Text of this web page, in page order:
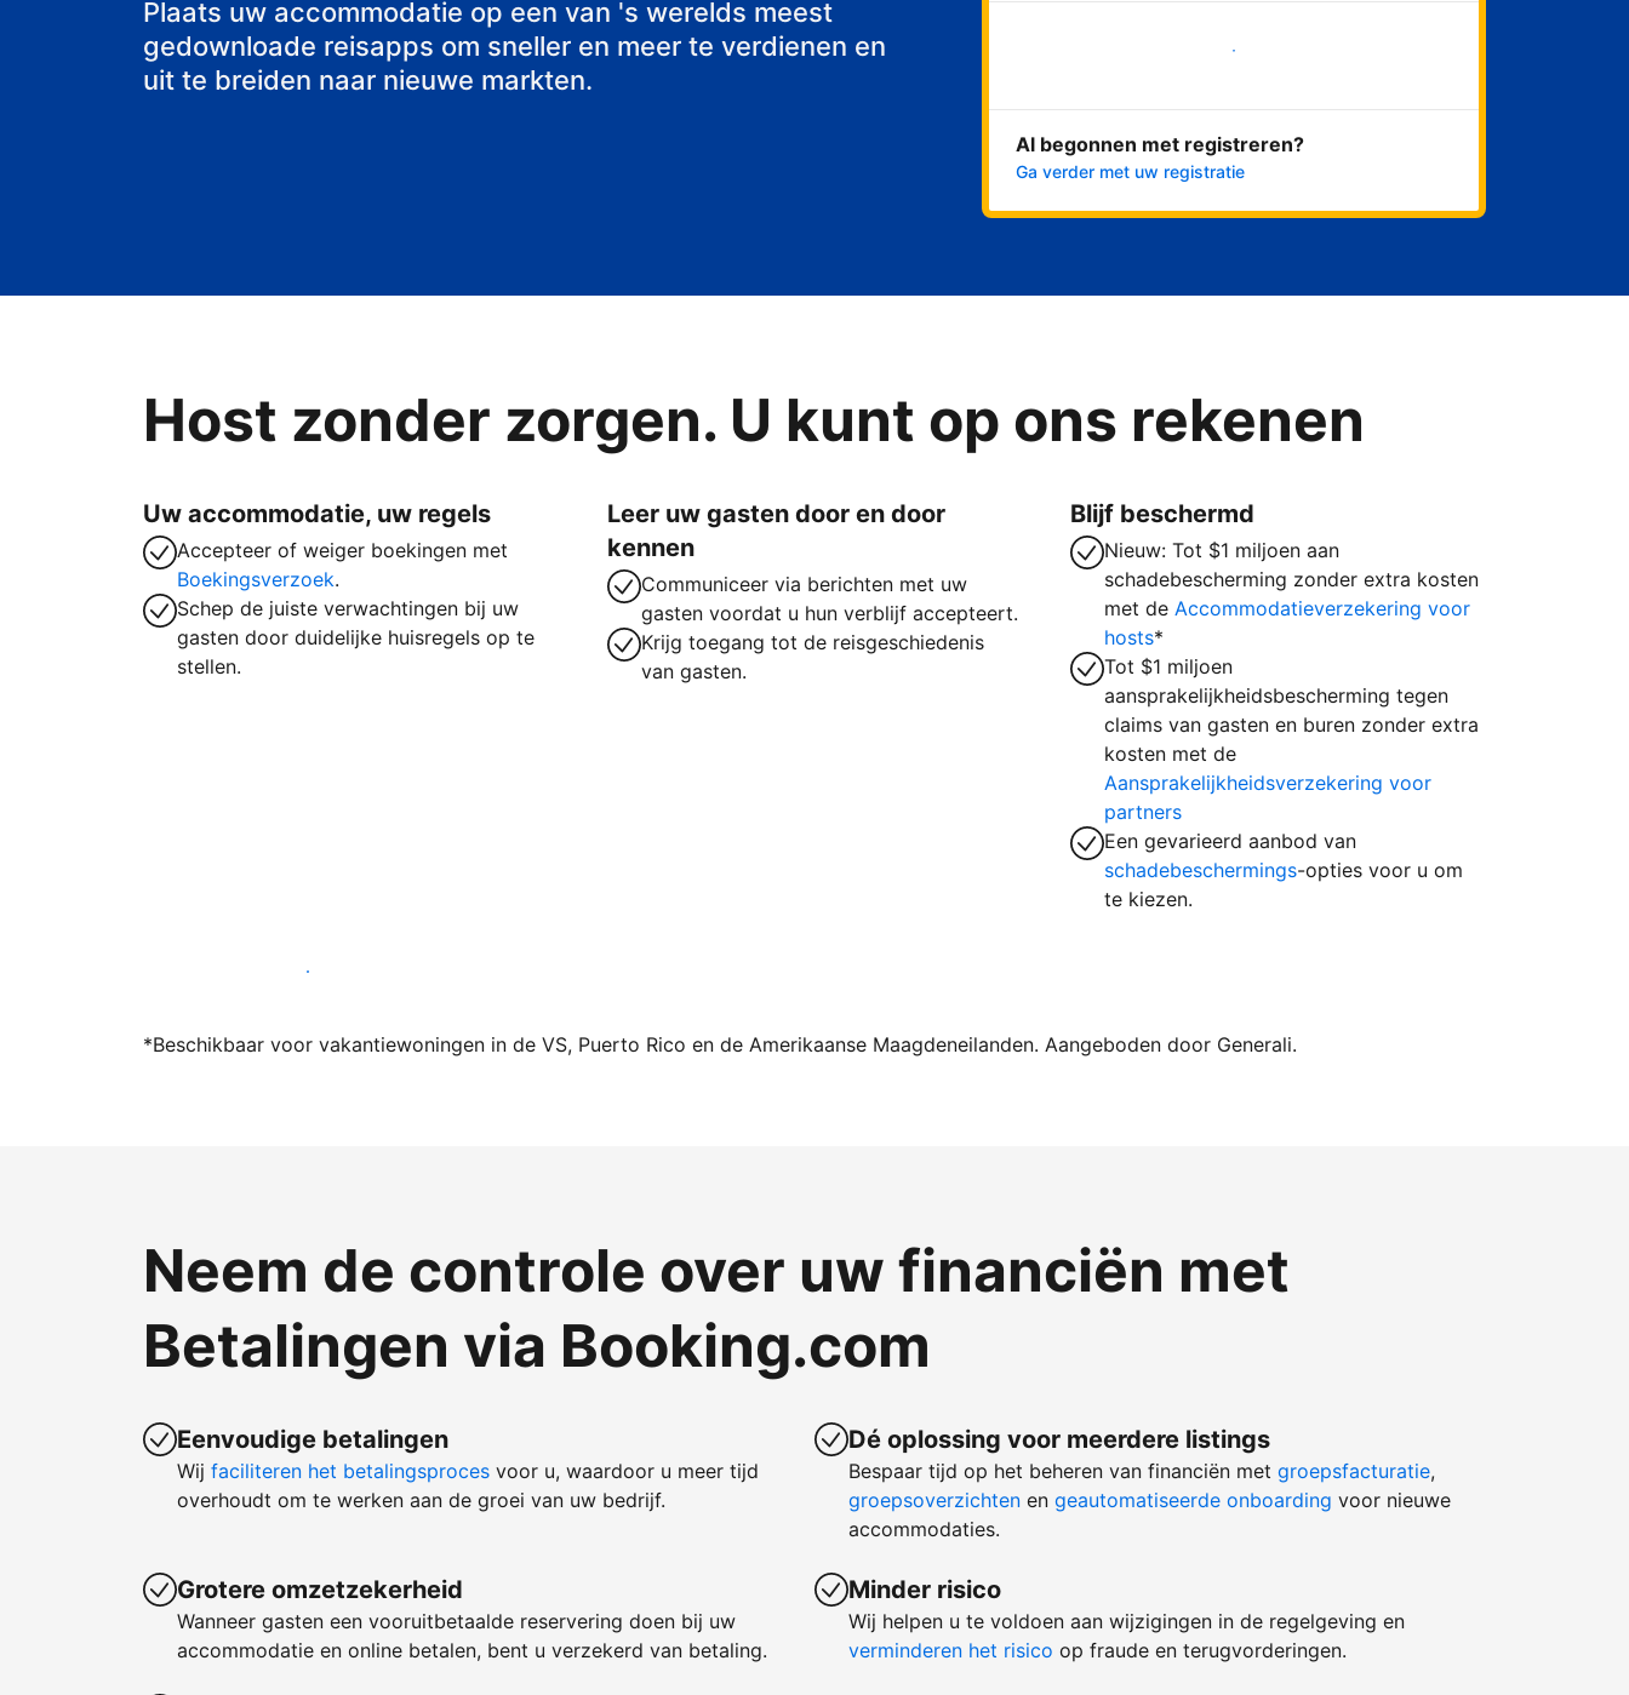
Plaats uw accommodatie op een van 's werelds meest
gedownloade reisapps om sneller en meer te verdienen en
uit te breiden naar nieuwe markten.
Nu meteen beginnen
Al begonnen met registreren?
Ga verder met uw registratie
Host zonder zorgen. U kunt op ons rekenen
Uw accommodatie, uw regels
Accepteer of weiger boekingen met
Boekingsverzoek.
Schep de juiste verwachtingen bij uw
gasten door duidelijke huisregels op te
stellen.
Leer uw gasten door en door
kennen
Communiceer via berichten met uw
gasten voordat u hun verblijf accepteert.
Krijg toegang tot de reisgeschiedenis
van gasten.
Blijf beschermd
Nieuw: Tot $1 miljoen aan
schadebescherming zonder extra kosten
met deAccommodatieverzekering voor
hosts*
Tot $1 miljoen
aansprakelijkheidsbescherming tegen
claims van gasten en buren zonder extra
kosten met de
Aansprakelijkheidsverzekering voor
partners
Een gevarieerd aanbod van
schadebeschermings-opties voor u om
te kiezen.
Word vandaag nog host bij ons
*Beschikbaar voor vakantiewoningen in de VS, Puerto Rico en de Amerikaanse Maagdeneilanden. Aangeboden door Generali.
Neem de controle over uw financiën met
Betalingen via Booking.com
Eenvoudige betalingen
Wij faciliteren het betalingsproces voor u, waardoor u meer tijd
overhoudt om te werken aan de groei van uw bedrijf.
Grotere omzetzekerheid
Wanneer gasten een vooruitbetaalde reservering doen bij uw
accommodatie en online betalen, bent u verzekerd van betaling.
Dé oplossing voor meerdere listings
Bespaar tijd op het beheren van financiën met groepsfacturatie,
groepsoverzichten en geautomatiseerde onboarding voor nieuwe
accommodaties.
Minder risico
Wij helpen u te voldoen aan wijzigingen in de regelgeving en
verminderen het risico op fraude en terugvorderingen.